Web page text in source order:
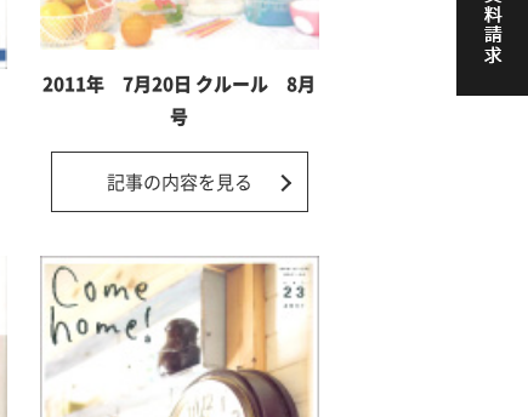
2011年 7月20日 クルール 8月
号
記事の内容を見る